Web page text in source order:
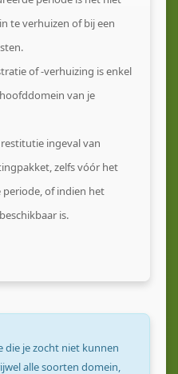
te verhuizen of bij een
of -verhuizing is enkel
van je
ingeval van
zelfs vóór het
of indien het
is.
die je zocht niet kunnen
alle soorten domein,